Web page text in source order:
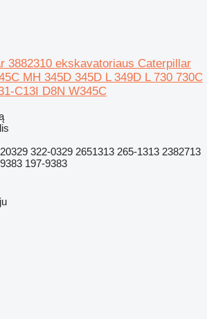
3882310 ekskavatoriaus Caterpillar
MH 345D 345D L 349D L 730 730C
C13I D8N W345C
322-0329 2651313 265-1313 2382713
197-9383